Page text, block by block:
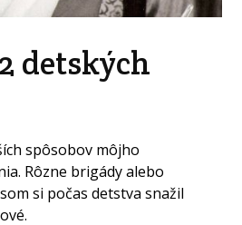
detských
spôsobov môjho
Rôzne brigády alebo
si počas detstva snažil